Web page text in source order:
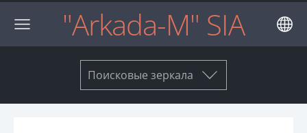
"Arkada-M" SIA
Поисковые зеркала